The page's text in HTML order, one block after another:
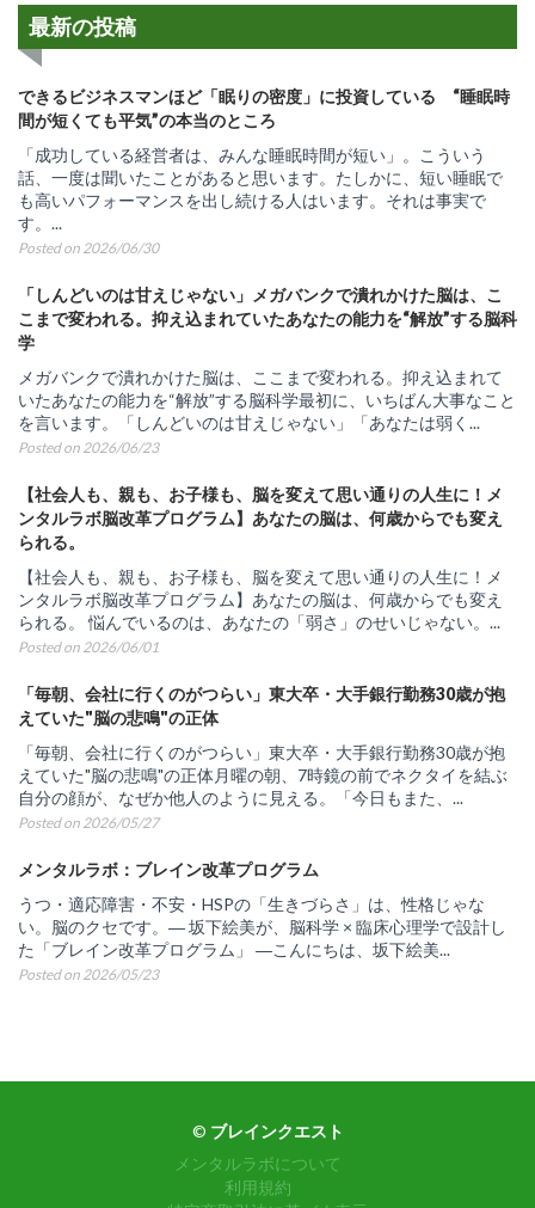
最新の投稿
できるビジネスマンほど「眠りの密度」に投資している “睡眠時
間が短くても平気”の本当のところ
「成功している経営者は、みんな睡眠時間が短い」。こういう
話、一度は聞いたことがあると思います。たしかに、短い睡眠で
も高いパフォーマンスを出し続ける人はいます。それは事実で
す。...
Posted on 2026/06/30
「しんどいのは甘えじゃない」メガバンクで潰れかけた脳は、こ
こまで変われる。抑え込まれていたあなたの能力を“解放”する脳科
学
メガバンクで潰れかけた脳は、ここまで変われる。抑え込まれて
いたあなたの能力を“解放”する脳科学最初に、いちばん大事なこと
を言います。「しんどいのは甘えじゃない」「あなたは弱く...
Posted on 2026/06/23
【社会人も、親も、お子様も、脳を変えて思い通りの人生に！メ
ンタルラボ脳改革プログラム】あなたの脳は、何歳からでも変え
られる。
【社会人も、親も、お子様も、脳を変えて思い通りの人生に！メ
ンタルラボ脳改革プログラム】あなたの脳は、何歳からでも変え
られる。 悩んでいるのは、あなたの「弱さ」のせいじゃない。...
Posted on 2026/06/01
「毎朝、会社に行くのがつらい」東大卒・大手銀行勤務30歳が抱
えていた"脳の悲鳴"の正体
「毎朝、会社に行くのがつらい」東大卒・大手銀行勤務30歳が抱
えていた"脳の悲鳴"の正体月曜の朝、7時鏡の前でネクタイを結ぶ
自分の顔が、なぜか他人のように見える。「今日もまた、...
Posted on 2026/05/27
メンタルラボ：ブレイン改革プログラム
うつ・適応障害・不安・HSPの「生きづらさ」は、性格じゃな
い。脳のクセです。― 坂下絵美が、脳科学 × 臨床心理学で設計し
た「ブレイン改革プログラム」 ―こんにちは、坂下絵美...
Posted on 2026/05/23
© ブレインクエスト
メンタルラボについて
利用規約